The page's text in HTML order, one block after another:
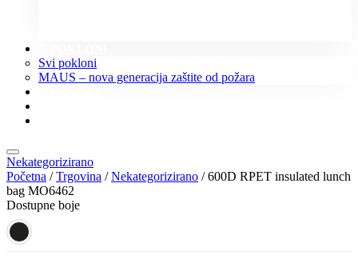
Svi pokloni
MAUS – nova generacija zaštite od požara
Nekategorizirano
Početna /Trgovina /Nekategorizirano / 600D RPET insulated lunch
bag MO6462
Dostupne boje